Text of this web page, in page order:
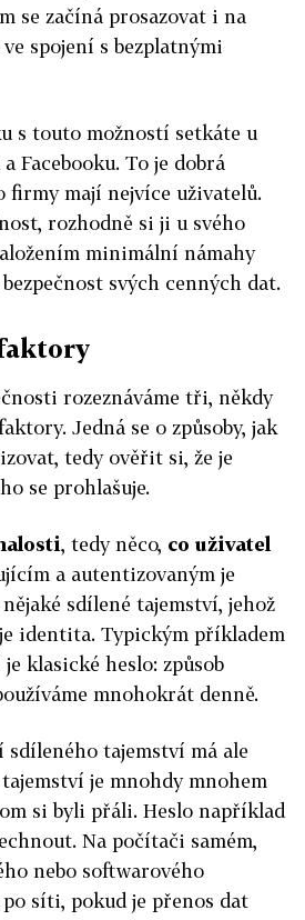
se začíná prosazovat i na
spojení s bezplatnými
s touto možností setkáte u
Facebooku. To je dobrá
firmy mají nejvíce uživatelů.
rozhodně si ji u svého
minimální námahy
svých cenných dat.
rozeznáváme tři, někdy
Jedná se o způsoby, jak
tedy ověřit si, že je
se prohlašuje.
, tedy něco, co uživatel
a autentizovaným je
sdílené tajemství, jehož
identita. Typickým příkladem
klasické heslo: způsob
mnohokrát denně.
sdíleného tajemství má ale
je mnohdy mnohem
si byli přáli. Heslo například
Na počítači samém,
nebo softwarového
síti, pokud je přenos dat